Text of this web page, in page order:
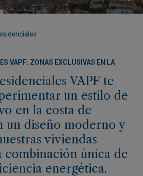
VAPF: ZONAS EXCLUSIVAS EN LA
VAPF te
un estilo de
en la costa de
un diseño moderno y
viviendas
combinación única de
energética.